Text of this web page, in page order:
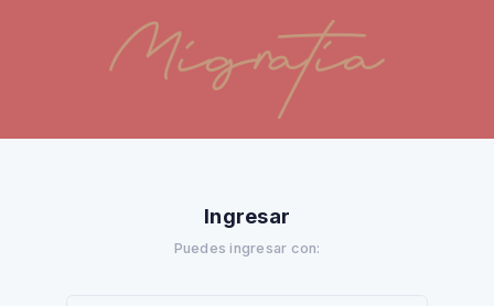
Ingresar
Puedes ingresar con: